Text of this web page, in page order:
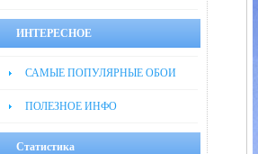
ИНТЕРЕСНОЕ
САМЫЕ ПОПУЛЯРНЫЕ ОБОИ
ПОЛЕЗНОЕ ИНФО
Статистика